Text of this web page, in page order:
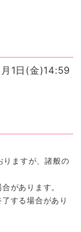
1日(金)14:59
りますが、諸般の
があります。
する場合があり